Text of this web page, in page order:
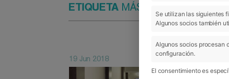
ETIQUETAMÁSTER EN
19 Jun 2018
Se utilizan las siguientes
Algunos socios también
Algunos socios procesan
configuración.
El consentimiento es